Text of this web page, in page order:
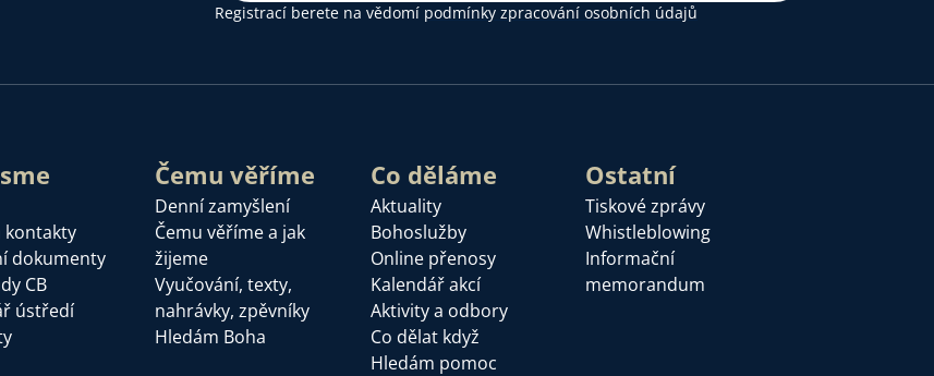
Registrací berete na vědomí podmínky zpracování osobních údajů
kontakty
dokumenty
CB
ústředí
Čemu věříme
Denní zamyšlení
Čemu věříme a jak
žijeme
Vyučování, texty,
nahrávky, zpěvníky
Hledám Boha
Co děláme
Aktuality
Bohoslužby
Online přenosy
Kalendář akcí
Aktivity a odbory
Co dělat když
Hledám pomoc
Ostatní
Tiskové zprávy
Whistleblowing
Informační
memorandum